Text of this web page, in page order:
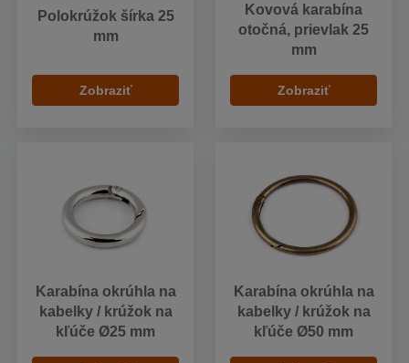
Polokrúžok šírka 25
mm
Zobraziť
Kovová karabína
otočná, prievlak 25
mm
Zobraziť
Karabína okrúhla na
kabelky / krúžok na
kľúče Ø25 mm
Karabína okrúhla na
kabelky / krúžok na
kľúče Ø50 mm